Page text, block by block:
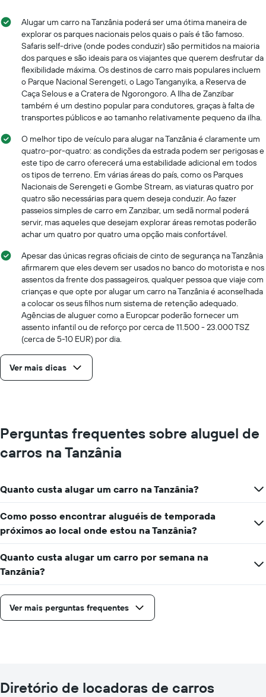
Alugar um carro na Tanzânia poderá ser uma ótima maneira de
explorar os parques nacionais pelos quais o país é tão famoso.
Safaris self-drive (onde podes conduzir) são permitidos na maioria
dos parques e são ideais para os viajantes que querem desfrutar da
flexibilidade máxima. Os destinos de carro mais populares incluem
o Parque Nacional Serengeti, o Lago Tanganyika, a Reserva de
Caça Selous e a Cratera de Ngorongoro. A Ilha de Zanzibar
também é um destino popular para condutores, graças à falta de
transportes públicos e ao tamanho relativamente pequeno da ilha.
O melhor tipo de veículo para alugar na Tanzânia é claramente um
quatro-por-quatro: as condições da estrada podem ser perigosas e
este tipo de carro oferecerá uma estabilidade adicional em todos
os tipos de terreno. Em várias áreas do país, como os Parques
Nacionais de Serengeti e Gombe Stream, as viaturas quatro por
quatro são necessárias para quem deseja conduzir. Ao fazer
passeios simples de carro em Zanzibar, um sedã normal poderá
servir, mas aqueles que desejam explorar áreas remotas poderão
achar um quatro por quatro uma opção mais confortável.
Apesar das únicas regras oficiais de cinto de segurança na Tanzânia
afirmarem que eles devem ser usados no banco do motorista e nos
assentos da frente dos passageiros, qualquer pessoa que viaje com
crianças e que opte por alugar um carro na Tanzânia é aconselhada
a colocar os seus filhos num sistema de retenção adequado.
Agências de aluguer como a Europcar poderão fornecer um
assento infantil ou de reforço por cerca de 11.500 - 23.000 TSZ
(cerca de 5-10 EUR) por dia.
Ver mais dicas
Perguntas frequentes sobre aluguel de
carros na Tanzânia
Quanto custa alugar um carro na Tanzânia?
Como posso encontrar aluguéis de temporada
próximos ao local onde estou na Tanzânia?
Quanto custa alugar um carro por semana na
Tanzânia?
Ver mais perguntas frequentes
Diretório de locadoras de carros